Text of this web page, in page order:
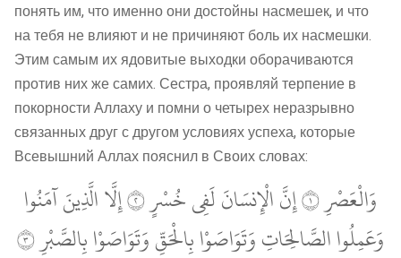
понять им, что именно они достойны насмешек, и что
на тебя не влияют и не причиняют боль их насмешки.
Этим самым их ядовитые выходки оборачиваются
против них же самих. Сестра, проявляй терпение в
покорности Аллаху и помни о четырех неразрывно
связанных друг с другом условиях успеха, которые
Всевышний Аллах пояснил в Своих словах:
وَالْعَصْرِ ١ إِنَّ الْإِنسَانَ لَفِي خُسْرٍ ٢ إِلَّا الَّذِينَ آمَنُوا
وَعَمِلُوا الصَّالِحَاتِ وَتَوَاصَوْا بِالْحَقِّ وَتَوَاصَوْا بِالصَّبْرِ ٣